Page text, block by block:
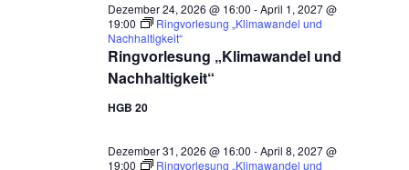
Ringvorlesung „Klimawandel und
Nachhaltigkeit“
Dezember 24, 2026 @ 16:00 -April 1, 2027 @
19:00
Ringvorlesung „Klimawandel und
Nachhaltigkeit“
HGB 20
Dezember 31, 2026 @ 16:00 -April 8, 2027 @
19:00
Ringvorlesung „Klimawandel und